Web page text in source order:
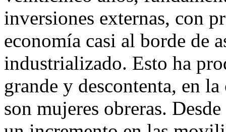
inversiones externas, con
economía casi al borde de
industrializado. Esto ha
grande y descontenta, en
son mujeres obreras.